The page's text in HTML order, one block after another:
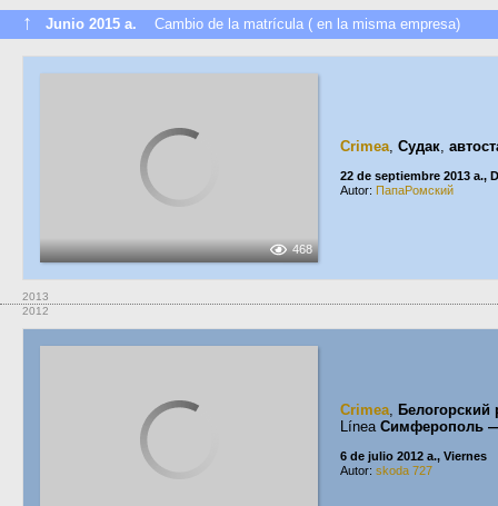
↑ Junio 2015 a. Cambio de la matrícula ( en la misma empresa)
468
Crimea, Судак,
22 de septiembre 2013 a.,
Autor: ПапаРомский
2013
2012
Crimea, Белогорский
Línea Симферополь
6 de julio 2012 a., Viernes
Autor: skoda 727